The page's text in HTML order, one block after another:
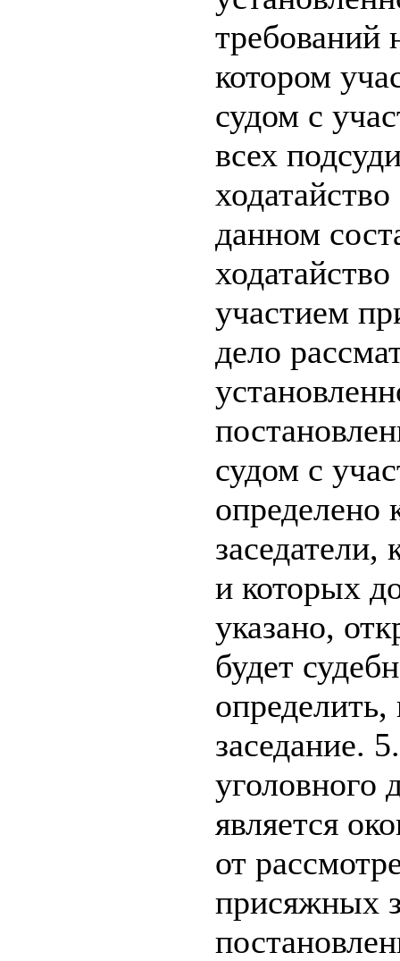
требований
котором
судом с
всех
данном
участием
дело
судом с
определено
заседатели,
и которых
указано,
будет
определить,
заседание.
уголовного
является
от
присяжных